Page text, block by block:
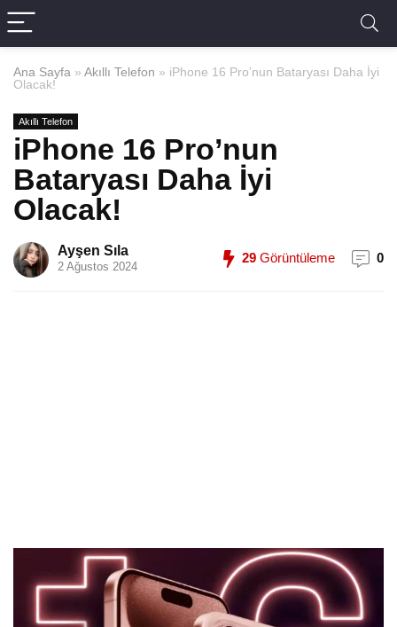
Ana Sayfa » Akıllı Telefon » iPhone 16 Pro’nun Bataryası Daha İyi
Olacak!
Akıllı Telefon
iPhone 16 Pro’nun
Bataryası Daha İyi
Olacak!
Ayşen Sıla
2 Ağustos 2024
29 Görüntüleme 0